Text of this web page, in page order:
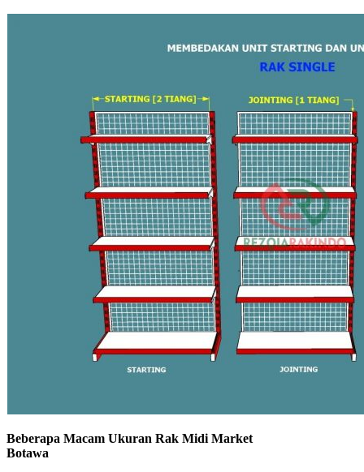
Beberapa Macam Ukuran Rak Midi Market
Botawa